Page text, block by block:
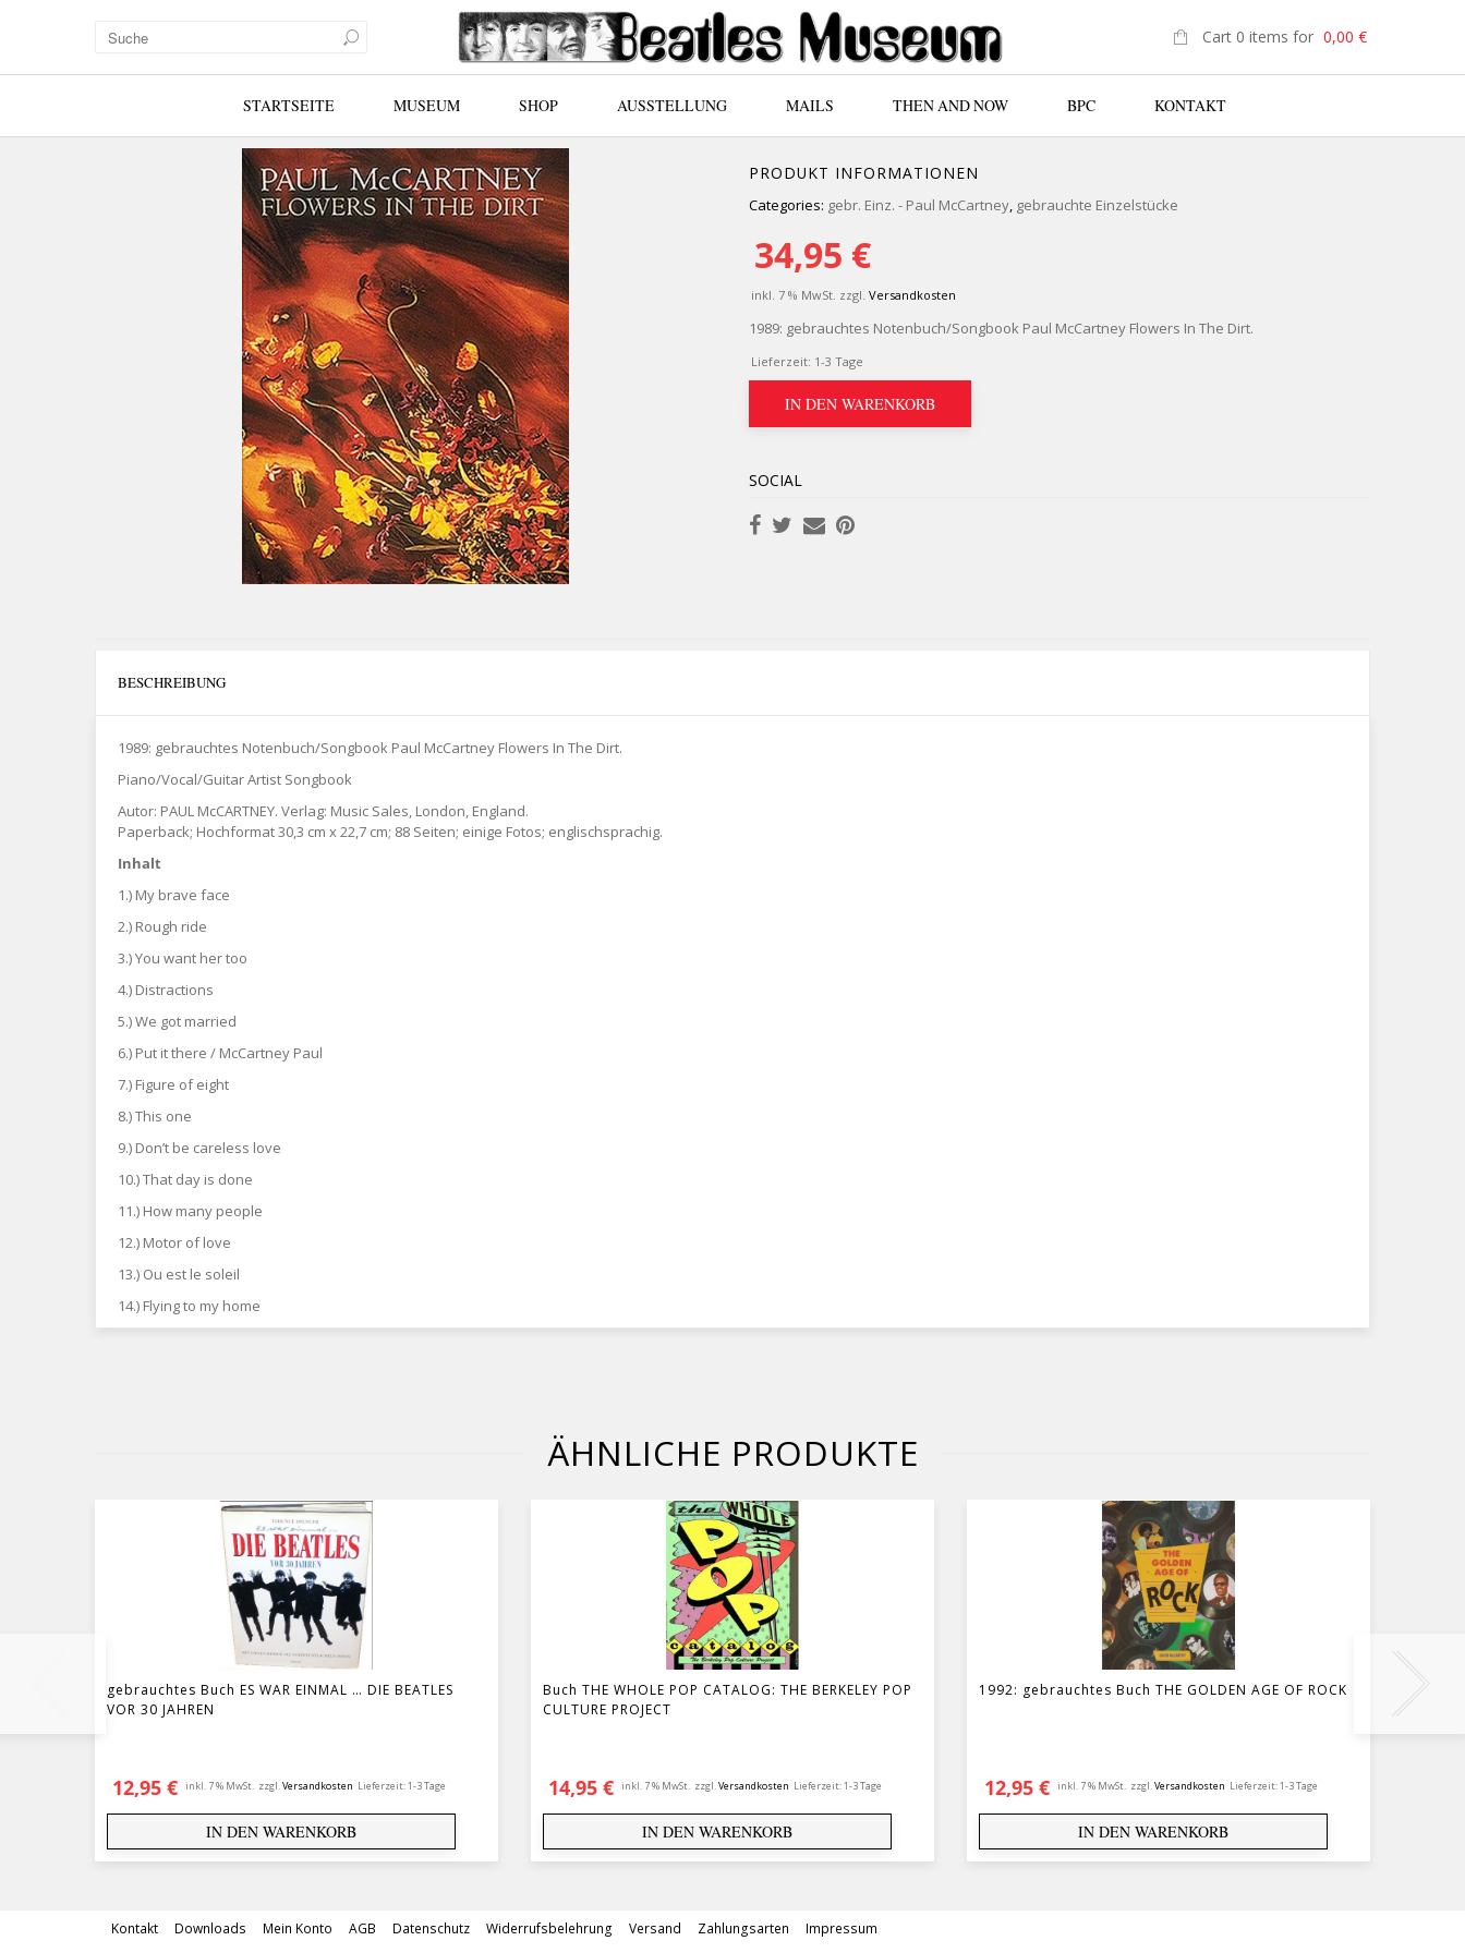
Cart 0 items for 0,00 €
STARTSEITE MUSEUM SHOP AUSSTELLUNG MAILS THEN AND NOW BPC KONTAKT
PRODUKT INFORMATIONEN
Categories: gebr. Einz. - Paul McCartney, gebrauchte Einzelstücke
34,95 €
inkl. 7 % MwSt. zzgl. Versandkosten
1989: gebrauchtes Notenbuch/Songbook Paul McCartney Flowers In The Dirt.
Lieferzeit: 1-3 Tage
IN DEN WARENKORB
SOCIAL
BESCHREIBUNG
1989: gebrauchtes Notenbuch/Songbook Paul McCartney Flowers In The Dirt.
Piano/Vocal/Guitar Artist Songbook
Autor: PAUL McCARTNEY. Verlag: Music Sales, London, England.
Paperback; Hochformat 30,3 cm x 22,7 cm; 88 Seiten; einige Fotos; englischsprachig.
Inhalt
1.) My brave face
2.) Rough ride
3.) You want her too
4.) Distractions
5.) We got married
6.) Put it there / McCartney Paul
7.) Figure of eight
8.) This one
9.) Don’t be careless love
10.) That day is done
11.) How many people
12.) Motor of love
13.) Ou est le soleil
14.) Flying to my home
ÄHNLICHE PRODUKTE
gebrauchtes Buch ES WAR EINMAL … DIE BEATLES
VOR 30 JAHREN
12,95 € inkl. 7 % MwSt. zzgl.Versandkosten Lieferzeit:1-3 Tage
IN DEN WARENKORB
Buch THE WHOLE POP CATALOG: THE BERKELEY POP
CULTURE PROJECT
14,95 € inkl. 7 % MwSt. zzgl.Versandkosten Lieferzeit:1-3 Tage
IN DEN WARENKORB
1992: gebrauchtes Buch THE GOLDEN AGE OF ROCK
12,95 € inkl. 7 % MwSt. zzgl.Versandkosten Lieferzeit:1-3 Tage
IN DEN WARENKORB
Kontakt Downloads Mein Konto AGB Datenschutz Widerrufsbelehrung Versand Zahlungsarten Impressum